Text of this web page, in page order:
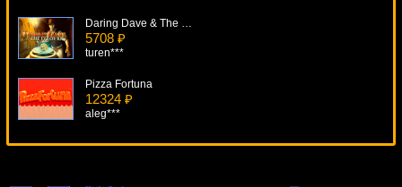
Daring Dave & The Eye Of Ra
5708 ₽
turen***
Pizza Fortuna
12324 ₽
aleg***
All American